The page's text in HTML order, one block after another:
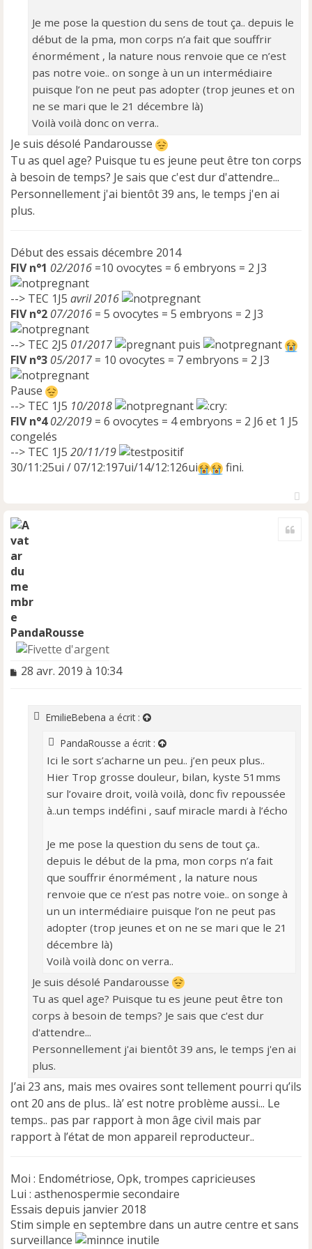
Je me pose la question du sens de tout ça.. depuis le
début de la pma, mon corps n’a fait que souffrir
énormément , la nature nous renvoie que ce n’est
pas notre voie.. on songe à un un intermédiaire
puisque l’on ne peut pas adopter (trop jeunes et on
ne se mari que le 21 décembre là)
Voilà voilà donc on verra..
Je suis désolé Pandarousse
Tu as quel age? Puisque tu es jeune peut être ton corps
à besoin de temps? Je sais que c'est dur d'attendre...
Personnellement j'ai bientôt 39 ans, le temps j'en ai
plus.
Début des essais décembre 2014
FIV n°1 02/2016 =10 ovocytes = 6 embryons = 2 J3
--> TEC 1J5 avril 2016
FIV n°2 07/2016 = 5 ovocytes = 5 embryons = 2 J3
--> TEC 2J5 01/2017
puis
FIV n°3 05/2017 = 10 ovocytes = 7 embryons = 2 J3
Pause
--> TEC 1J5 10/2018
FIV n°4 02/2019 = 6 ovocytes = 4 embryons = 2 J6 et 1 J5
congelés
--> TEC 1J5 20/11/19
30/11:25ui / 07/12:197ui/14/12:126ui
fini.
PandaRousse
M
28 avr. 2019 à 10:34
EmilieBebena a écrit :
PandaRousse a écrit :
Ici le sort s’acharne un peu.. j’en peux plus..
Hier Trop grosse douleur, bilan, kyste 51mms
sur l’ovaire droit, voilà voilà, donc fiv repoussée
à..un temps indéfini , sauf miracle mardi à l’écho
Je me pose la question du sens de tout ça..
depuis le début de la pma, mon corps n’a fait
que souffrir énormément , la nature nous
renvoie que ce n’est pas notre voie.. on songe à
un un intermédiaire puisque l’on ne peut pas
adopter (trop jeunes et on ne se mari que le 21
décembre là)
Voilà voilà donc on verra..
Je suis désolé Pandarousse
Tu as quel age? Puisque tu es jeune peut être ton
corps à besoin de temps? Je sais que c'est dur
d'attendre...
Personnellement j'ai bientôt 39 ans, le temps j'en ai
plus.
J’ai 23 ans, mais mes ovaires sont tellement pourri qu’ils
ont 20 ans de plus.. là’ est notre problème aussi... Le
temps.. pas par rapport à mon âge civil mais par
rapport à l’état de mon appareil reproducteur..
Moi : Endométriose, Opk, trompes capricieuses
Lui : asthenospermie secondaire
Essais depuis janvier 2018
Stim simple en septembre dans un autre centre et sans
surveillance
inutile